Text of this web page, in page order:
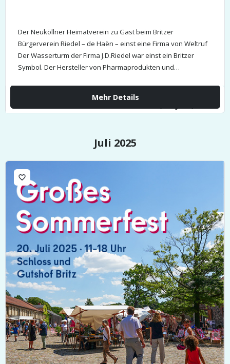
Der Neuköllner Heimatverein zu Gast beim Britzer
Bürgerverein Riedel – de Haën – einst eine Firma von Weltruf
Der Wasserturm der Firma J.D.Riedel war einst ein Britzer
Symbol. Der Hersteller von Pharmaprodukten und
Mehr Details
Juli 2025
favorite_border